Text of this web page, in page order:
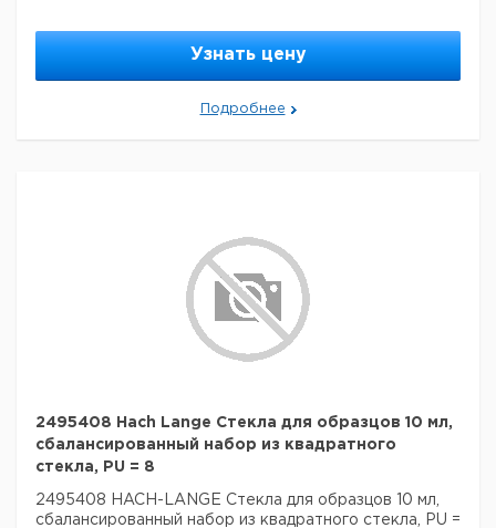
Узнать цену
Подробнее
2495408 Hach Lange Стекла для образцов 10 мл,
сбалансированный набор из квадратного
стекла, PU = 8
2495408 HACH-LANGE Стекла для образцов 10 мл,
сбалансированный набор из квадратного стекла, PU =